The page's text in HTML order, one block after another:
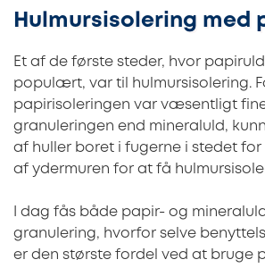
Hulmursisolering med
Et af de første steder, hvor
populært, var til hulmursisolering.
papirisoleringen var væsentligt
granuleringen end mineraluld,
af huller boret i fugerne i stedet for
af ydermuren for at få
I dag fås både papir- og
granulering, hvorfor selve
er den største fordel ved at bruge